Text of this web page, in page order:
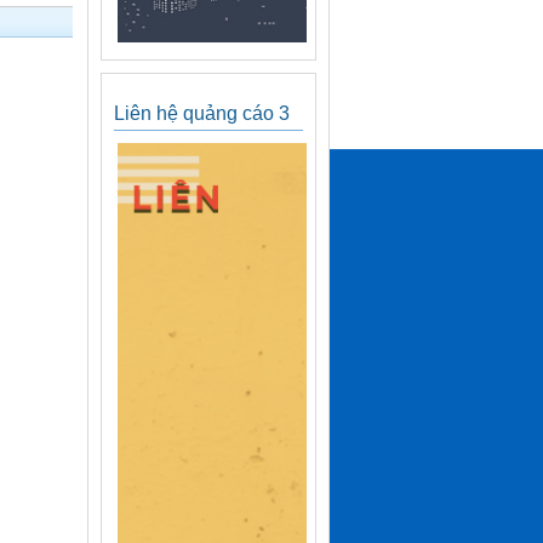
Liên hệ quảng cáo 3